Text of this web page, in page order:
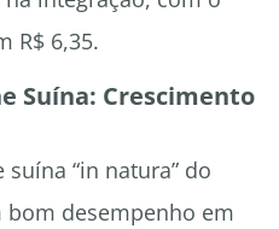
R$ 6,35.
Suína: Crescimento
“in natura” do
desempenho em